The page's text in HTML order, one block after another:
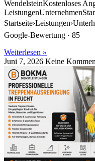
WendelsteinKostenloses
Google-Bewertung · 85
Weiterlesen »
Juni 7, 2026 Keine